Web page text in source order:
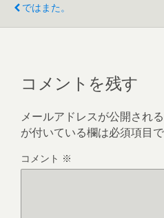
ではまた。
コメントを残す
メールアドレスが公開され
が付いている欄は必須項目
コメント ※